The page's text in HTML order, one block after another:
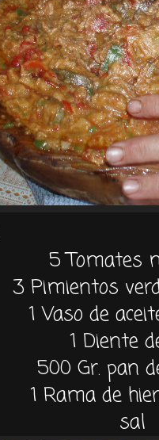
5 Tomates
3 Pimientos
1 Vaso de
1 Diente
500 Gr. pan
1 Rama de
sal